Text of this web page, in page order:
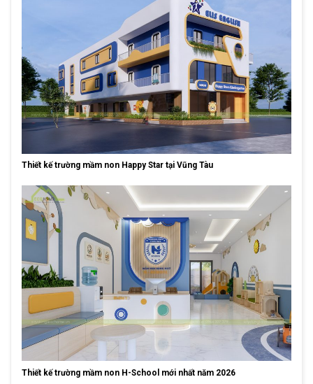
Thiết kế trường mầm non Happy Star tại Vũng Tàu
Thiết kế trường mầm non H-School mới nhất năm 2026